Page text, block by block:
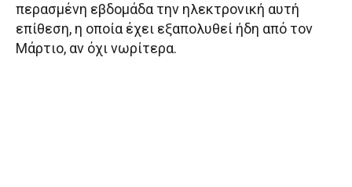
περασμένη εβδομάδα την ηλεκτρονική αυτή
επίθεση, η οποία έχει εξαπολυθεί ήδη από τον
Μάρτιο, αν όχι νωρίτερα.